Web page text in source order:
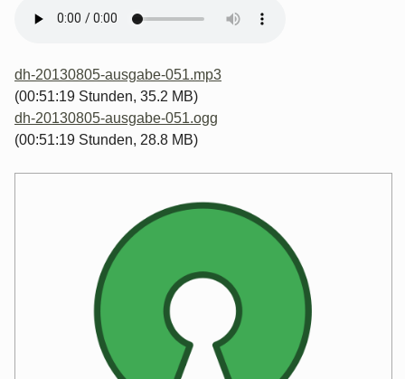
dh-20130805-ausgabe-051.mp3
(00:51:19 Stunden, 35.2 MB)
dh-20130805-ausgabe-051.ogg
(00:51:19 Stunden, 28.8 MB)